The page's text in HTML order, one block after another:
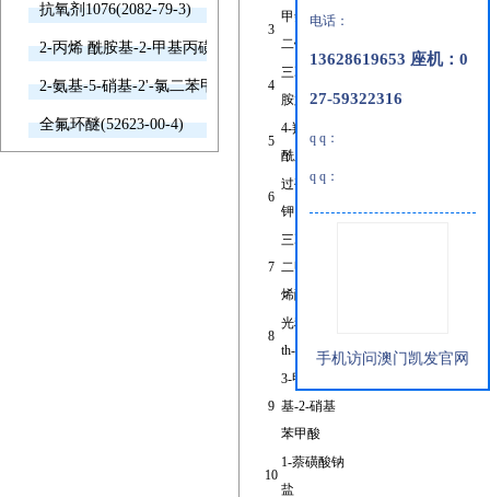
抗氧剂1076(2082-79-3)
2-丙烯 酰胺基-2-甲基丙磺酸(15214-89-8)
2-氨基-5-硝基-2'-氯二苯甲酮(2011-66-7)
全氟环醚(52623-00-4)
3
甲氨蝶呤
二钠盐
4
三乙烯四
胺六乙酸
5
4-羟基苯甲
酰胺
6
过硫酸氢
钾
7
三乙二醇
二甲基丙
烯酸酯
8
光稳定剂
th-944
9
3-甲氧
基-2-硝基
苯甲酸
10
1-萘磺酸钠
盐
电话：
13628619653 座机：0
27-59322316
q q：
q q：
手机访问澳门凯发官网